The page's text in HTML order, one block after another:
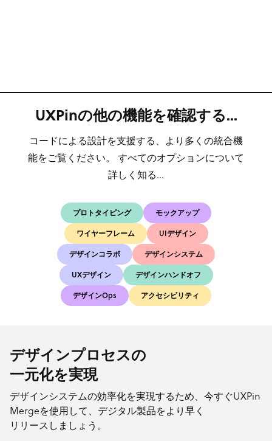
UXPinの他の機能を確認する...
コードによる設計を支援する、より多くの統合機
能をご覧ください。 すべてのオプションについて
詳しく知る...
プロトタイピング
モックアップ
ワイヤーフレーム
UIデザイン
デザインコラボ
デザインシステム
UXデザイン
デザインハンドオフ
デザインOps
アクセシビリティ
デザインプロセスの
一元化を実現
デザインシステムの効率化を実現するため、今すぐUXPin
Mergeを使用して、デジタル製品をより早く
リリースしましょう。